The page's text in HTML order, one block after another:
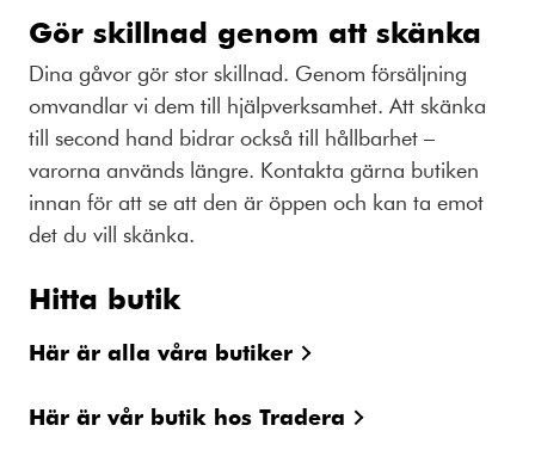
Gör skillnad genom att skänka
Dina gåvor gör stor skillnad. Genom försäljning
omvandlar vi dem till hjälpverksamhet. Att skänka
till second hand bidrar också till hållbarhet –
varorna används längre. Kontakta gärna butiken
innan för att se att den är öppen och kan ta emot
det du vill skänka.
Hitta butik
Här är alla våra butiker
Här är vår butik hos Tradera